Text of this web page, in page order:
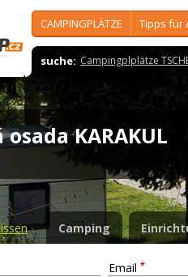
CAMPINGPLÄTZE Tipps für
suche: Campingplplätze
KARAKUL
Camping
Email *